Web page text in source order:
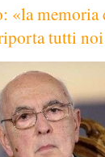
«la
tutti noi